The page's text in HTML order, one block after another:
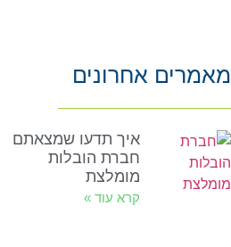
מאמרים אחרונים
איך תדעו שמצאתם
חברת הובלות
מומלצת
קרא עוד »